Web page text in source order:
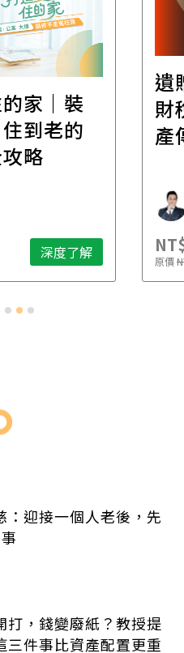
家｜裝
到老的
略
深度了解
遺
財
產
原價
：迎接一個人老後，先
打，錢變廢紙？教授提
三件事比資產配置更重